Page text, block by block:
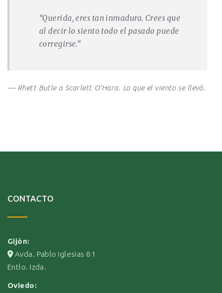
“Querida, eres tan inmadura. Crees que
al decir lo siento todo el pasado puede
corregirse.”
— Rhett Butle a Scarlett O’Hara. Lo que el viento se llevó.
CONTACTO
Gijón:
Avda. Pablo Iglesias 81
Entlo. Izda.
Oviedo: